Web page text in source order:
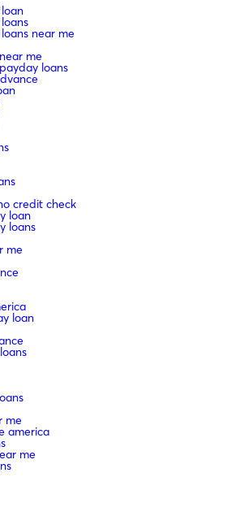
near me
me
loans
credit check
loan
loans
me
loan
me
america
me